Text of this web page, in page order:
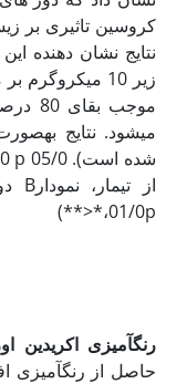
کروسین تاثیری بر
نتایج نشان دهنده
موجب
می‏شود. نتایج
شده است). 05/0 p<
*،01/0p<**)
رنگ‏آمیزی اکریدین
حاصل از رنگ‏آمیزی